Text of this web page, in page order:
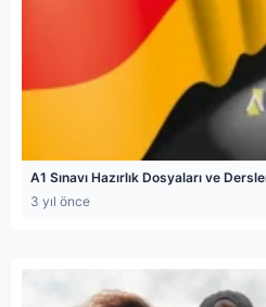
A1 Sınavı Hazırlık Dosyaları ve
3 yıl önce